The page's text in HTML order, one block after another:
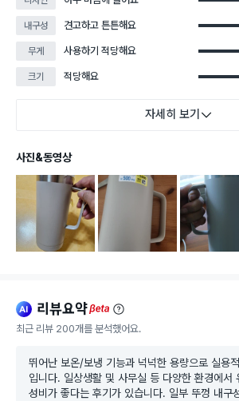
내구성 견고하고 튼튼해요
무게 사용하기 적당해요
크기 적당해요
자세히 보기
사진&동영상
ai 리뷰요약beta
최근 리뷰 200개를 분석했어요.
뛰어난 보온/보냉 기능과 넉넉한 용량으로 실용
입니다. 일상생활 및 사무실 등 다양한 환경에서
성비가 좋다는 후기가 있습니다. 일부 뚜껑 내구